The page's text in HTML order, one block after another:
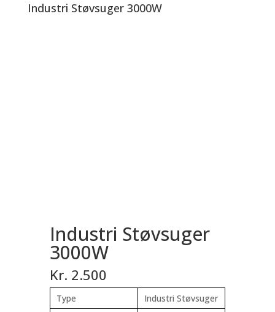
Industri Støvsuger 3000W
Industri Støvsuger
3000W
Kr. 2.500
Type Industri Støvsuger